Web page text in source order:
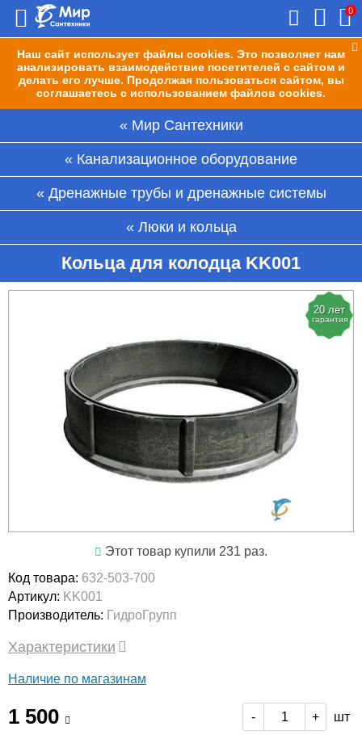
Наш сайт использует файлы cookies. Это позволяет нам
анализировать взаимодействие посетителей с сайтом и
делать его лучше. Продолжая пользоваться сайтом, вы
соглашаетесь с использованием файлов cookies.
0
Мир Сантехники
Канализационное оборудование
Дренажные трубы и дренажные системы
Люки и кольца
Кольца для колодца KK001
20 лет
гарантия
Этот товар купили 231 раз.
Код товара: 632-503-700
Артикул: KK001
Производитель: ГидроГрупп
Характеристики
Наличие по магазинам
1 500 - + шт